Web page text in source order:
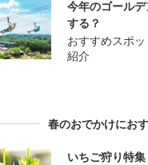
今年のゴール
する？
おすすめスポ
紹介
春のおでかけにお
いちご狩り特集